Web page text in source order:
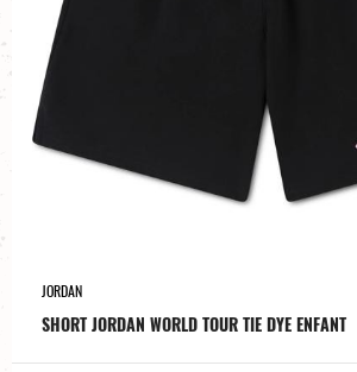
JORDAN
SHORT JORDAN WORLD TOUR TIE DYE ENFANT